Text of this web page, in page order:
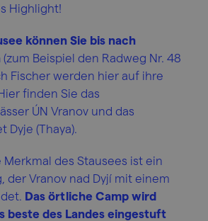
Highlight!
können Sie bis nach
(zum Beispiel den Radweg Nr. 48
Fischer werden hier auf ihre
finden Sie das
ÚN Vranov und das
Dyje (Thaya).
des Stausees ist ein
der Vranov nad Dyjí mit einem
Das örtliche Camp wird
beste des Landes eingestuft